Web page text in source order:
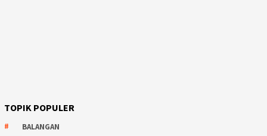
TOPIK POPULER
BALANGAN